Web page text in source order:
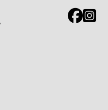
Link zur
Link